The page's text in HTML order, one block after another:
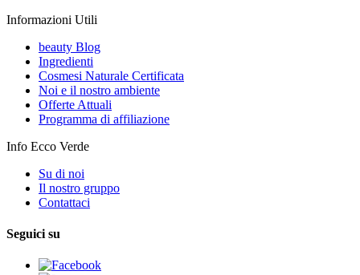
Informazioni Utili
beauty Blog
Ingredienti
Cosmesi Naturale Certificata
Noi e il nostro ambiente
Offerte Attuali
Programma di affiliazione
Info Ecco Verde
Su di noi
Il nostro gruppo
Contattaci
Seguici su